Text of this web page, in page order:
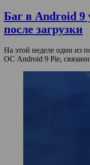
Баг в Android 9
после загрузки
На этой неделе один из
ОС Android 9 Pie,